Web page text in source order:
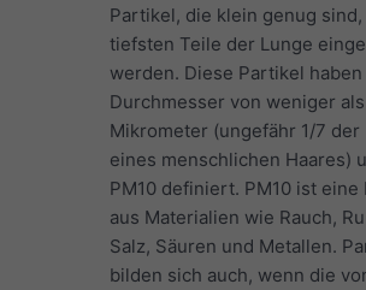
Partikel, die klein genug
tiefsten Teile der Lunge
werden. Diese Partikel
Durchmesser von weniger
Mikrometer (ungefähr 1/7 der
eines menschlichen Haares)
PM10 definiert. PM10 ist eine
aus Materialien wie Rauch,
Salz, Säuren und Metallen.
bilden sich auch, wenn die